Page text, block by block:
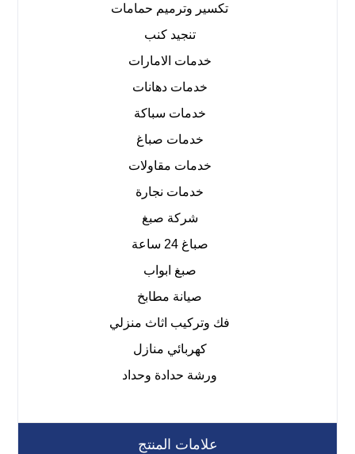
تكسير وترميم حمامات
تنجيد كنب
خدمات الامارات
خدمات دهانات
خدمات سباكة
خدمات صباغ
خدمات مقاولات
خدمات نجارة
شركة صبغ
صباغ 24 ساعة
صبغ ابواب
صيانة مطابخ
فك وتركيب اثاث منزلي
كهربائي منازل
ورشة حدادة وحداد
علامات المنتج